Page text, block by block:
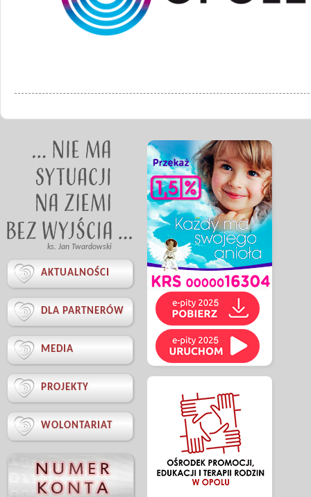
ks. Jan Twardowski
 AKTUALNOŚCI
 DLA PARTNERÓW
 MEDIA
 PROJEKTY
 WOLONTARIAT